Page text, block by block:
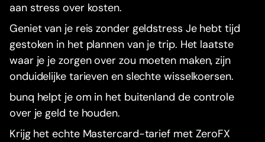
aan stress over kosten.
Geniet van je reis zonder geldstress Je hebt tijd
gestoken in het plannen van je trip. Het laatste
waar je je zorgen over zou moeten maken, zijn
onduidelijke tarieven en slechte wisselkoersen.
bunq helpt je om in het buitenland de controle
over je geld te houden.
Krijg het echte Mastercard-tarief met ZeroFX